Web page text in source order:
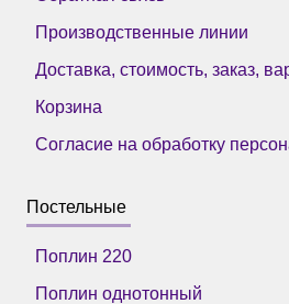
Производственные линии
Доставка, стоимость, заказ,
Корзина
Согласие на обработку
Постельные
Поплин 220
Поплин однотонный